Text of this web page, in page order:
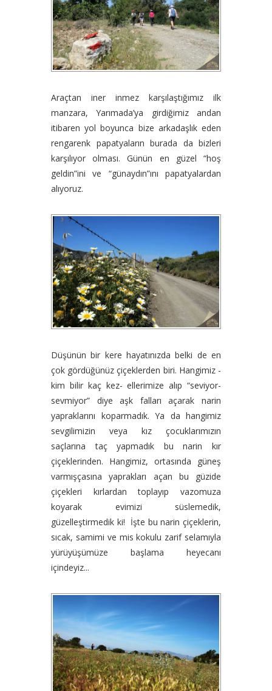
Araçtan iner inmez karşılaştığımız ilk
manzara, Yarımada’ya girdiğimiz andan
itibaren yol boyunca bize arkadaşlık eden
rengarenk papatyaların burada da bizleri
karşılıyor olması. Günün en güzel “hoş
geldin”ini ve “günaydın”ını papatyalardan
alıyoruz.
Düşünün bir kere hayatınızda belki de en
çok gördüğünüz çiçeklerden biri. Hangimiz -
kim bilir kaç kez- ellerimize alıp “seviyor-
sevmiyor” diye aşk falları açarak narin
yapraklarını koparmadık. Ya da hangimiz
sevgilimizin veya kız çocuklarımızın
saçlarına taç yapmadık bu narin kır
çiçeklerinden. Hangimiz, ortasında güneş
varmışçasına yaprakları açan bu güzide
çiçekleri kırlardan toplayıp vazomuza
koyarak evimizi süslemedik,
güzelleştirmedik ki! İşte bu narin çiçeklerin,
sıcak, samimi ve mis kokulu zarif selamıyla
yürüyüşümüze başlama heyecanı
içindeyiz...